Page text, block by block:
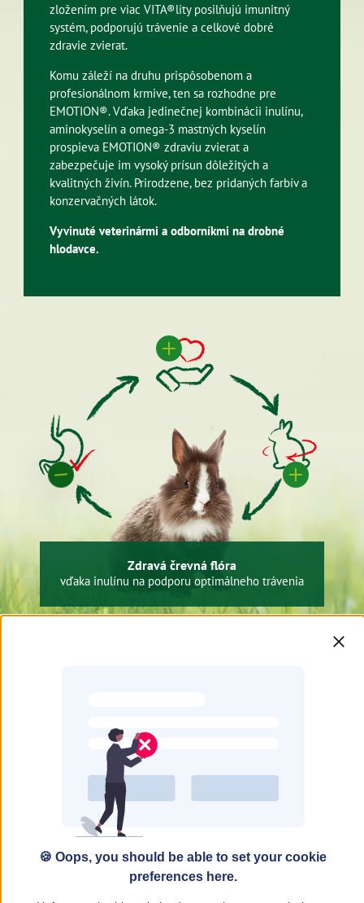
zložením pre viac VITA®lity posilňujú imunitný
systém, podporujú trávenie a celkové dobré
zdravie zvierat.
Komu záleží na druhu prispôsobenom a
profesionálnom krmive, ten sa rozhodne pre
EMOTION®. Vďaka jedinečnej kombinácii inulínu,
aminokyselín a omega-3 mastných kyselín
prospieva EMOTION® zdraviu zvierat a
zabezpečuje im vysoký prísun dôležitých a
kvalitných živín. Prirodzene, bez pridaných farbív a
konzervačných látok.
Vyvinuté veterinármi a odborníkmi na drobné
hlodavce.
Zdravá črevná flóra
vďaka inulínu na podporu optimálneho trávenia